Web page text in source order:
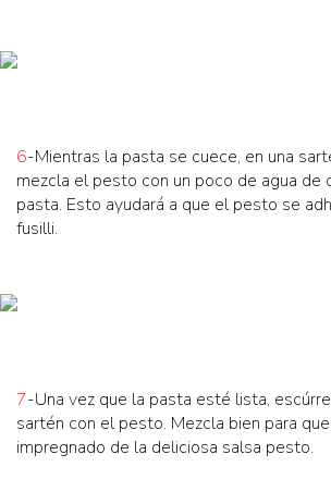
6-Mientras la pasta se cuece, en una
mezcla el pesto con un poco de agua de
pasta. Esto ayudará a que el pesto se
fusilli.
7-Una vez que la pasta esté lista,
sartén con el pesto. Mezcla bien para
impregnado de la deliciosa salsa pesto.